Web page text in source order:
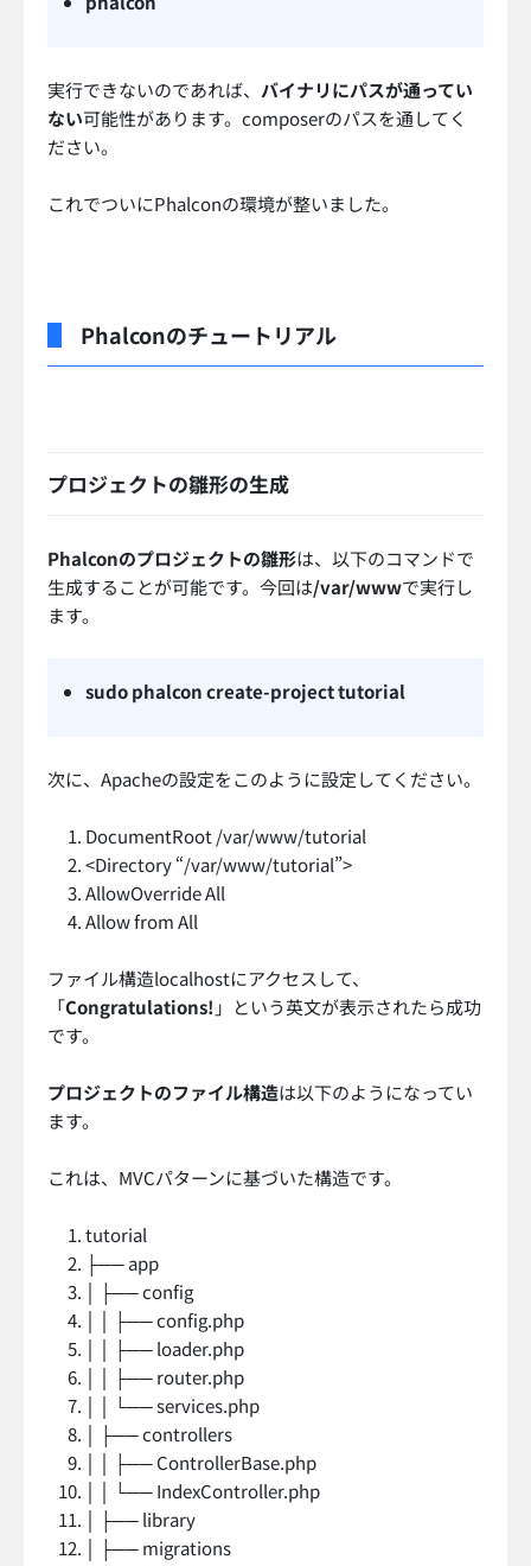
実行できないのであれば、 バイナリにパスが通ってい
ない可能性があります。composerのパスを通してく
ださい。
これでついにPhalconの環境が整いました。
Phalconのチュートリアル
プロジェクトの雛形の生成
Phalconのプロジェクトの雛形は、以下のコマンドで
生成することが可能です。今回は/var/wwwで実行し
ます。
sudo phalcon create-project tutorial
次に、Apacheの設定をこのように設定してください。
DocumentRoot /var/www/tutorial
<Directory “/var/www/tutorial”>
AllowOverride All
Allow from All
ファイル構造localhostにアクセスして、
「Congratulations! 」という英文が表示されたら成功
です。
プロジェクトのファイル構造は以下のようになってい
ます。
これは、MVCパターンに基づいた構造です。
tutorial
├── app
│ ├── config
│ │ ├── config.php
│ │ ├── loader.php
│ │ ├── router.php
│ │ └── services.php
│ ├── controllers
│ │ ├── ControllerBase.php
│ │ └── IndexController.php
│ ├── library
│ ├── migrations